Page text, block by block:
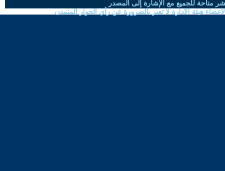
متاحة للجميع مع الإشارة إلى المصدر
هيئة الادارة لا تعبر بالضرورة عن رأي الحوار المتمدن